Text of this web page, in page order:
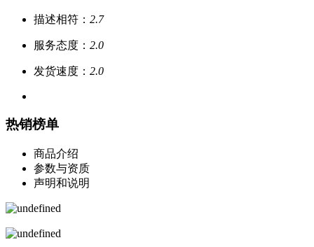
描述相符： 2.7
服务态度： 2.0
发货速度： 2.0
热销榜单
商品介绍
参数与资质
声明和说明